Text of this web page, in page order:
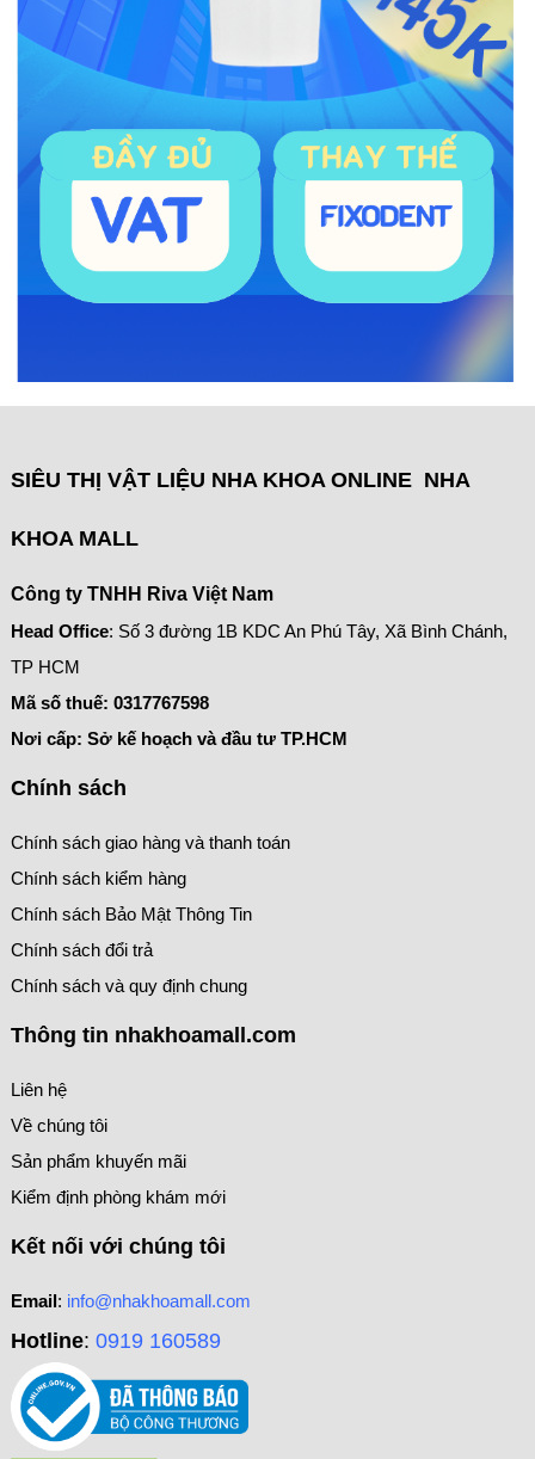
SIÊU THỊ VẬT LIỆU NHA KHOA ONLINE NHA
KHOA MALL
Công ty TNHH Riva Việt Nam
Head Office: Số 3 đường 1B KDC An Phú Tây, Xã Bình Chánh,
TP HCM
Mã số thuế: 0317767598
Nơi cấp: Sở kế hoạch và đầu tư TP.HCM
Chính sách
Chính sách giao hàng và thanh toán
Chính sách kiểm hàng
Chính sách Bảo Mật Thông Tin
Chính sách đổi trả
Chính sách và quy định chung
Thông tin nhakhoamall.com
Liên hệ
Về chúng tôi
Sản phẩm khuyến mãi
Kiểm định phòng khám mới
Kết nối với chúng tôi
Email: info@nhakhoamall.com
Hotline: 0919 160589